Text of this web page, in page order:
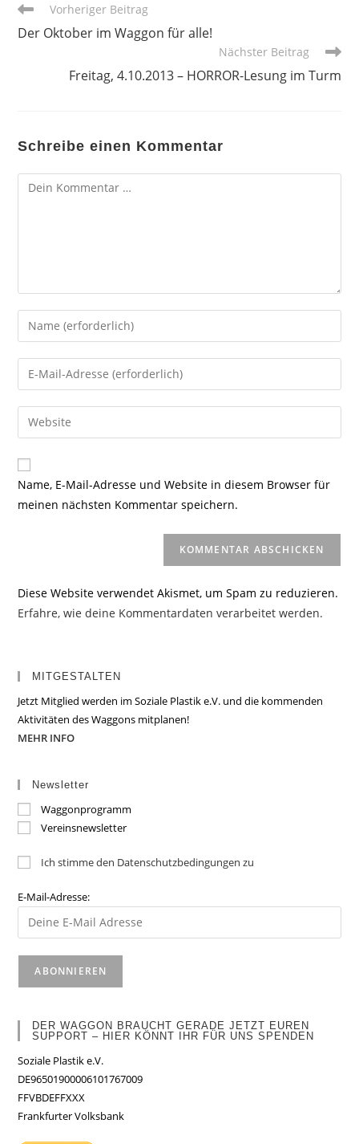
Weitere
ansehen
Vorheriger Beitrag
Der Oktober im Waggon für alle!
Nächster Beitrag
Freitag, 4.10.2013 – HORROR-Lesung im Turm
Schreibe einen Kommentar
Kommentar
Gib
deinen
Namen
oder
zum
Kommentieren
ein
Gib
deine
E-
Mail-
zum
Kommentieren
ein
Gib
deine
Website-
URL
Name, E-Mail-Adresse und Website in diesem Browser für
meinen nächsten Kommentar speichern.
Diese Website verwendet Akismet, um Spam zu reduzieren.
Erfahre, wie deine Kommentardaten verarbeitet werden.
MITGESTALTEN
Jetzt Mitglied werden im Soziale Plastik e.V. und die kommenden
Aktivitäten des Waggons mitplanen!
MEHR INFO
Newsletter
Waggonprogramm
Vereinsnewsletter
Ich stimme den Datenschutzbedingungen zu
E-Mail-Adresse:
DER WAGGON BRAUCHT GERADE JETZT EUREN
SUPPORT – HIER KÖNNT IHR FÜR UNS SPENDEN
Soziale Plastik e.V.
DE96501900006101767009
FFVBDEFFXXX
Frankfurter Volksbank